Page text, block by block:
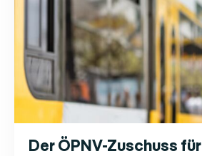
Der ÖPNV-Zuschuss für